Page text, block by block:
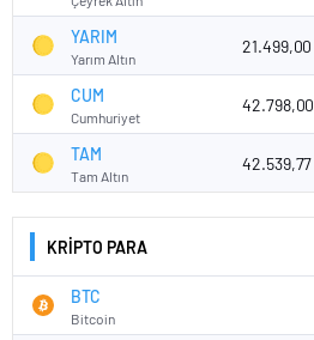
YARIM
Yarım Altın
21.499,00
CUM
Cumhuriyet
42.798,00
TAM
Tam Altın
42.539,77
KRİPTO PARA
BTC
Bitcoin